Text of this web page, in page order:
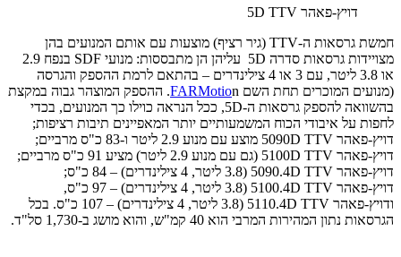
דויץ-פאהר 5D TTV
חמשת גרסאות ה-TTV (גיר רציף) מוצעות עם אותם המנועים בהן
מצויידות גרסאות סדרה 5D עליהן הן מתבססות: מנועי SDF בנפח 2.9
או 3.8 ליטר, עם 3 או 4 צילינדרים – בהתאם לרמת ההספק והגרסה
(מנועים המוכרים תחת השם
FARMotion. ההספק המוצהר גבוה במקצת
בהשוואה להספק גרסאות ה-5D, ככל הנראה כוילו כך המנועים, בכדי
לחפות על איבודי הכוח המשמעותיים יותר המאפיינים תיבות רציפות;
דויץ-פאהר 5090D TTV מוצע עם מנוע 2.9 ליטר ו-83 כ"ס מרביים;
דויץ-פאהר 5100D TTV (גם עם מנוע 2.9 ליטר) מציע 91 כ"ס מרביים;
דויץ-פאהר 5090.4D TTV (3.8 ליטר, 4 צילינדרים) – 84 כ"ס;
דויץ-פאהר 5100.4D TTV (3.8 ליטר, 4 צילינדרים) – 97 כ"ס,
ודויץ-פאהר 5110.4D TTV (3.8 ליטר, 4 צילינדרים) – 107 כ"ס. בכל
הגרסאות נתון המהירות המרבי הוא 40 קמ"ש, והוא מושג ב-1,730 סל"ד.